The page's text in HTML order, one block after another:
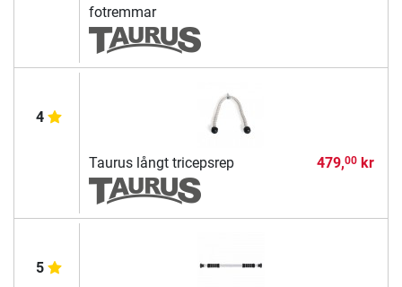
fotremmar
4
Taurus långt tricepsrep 479,00kr
5